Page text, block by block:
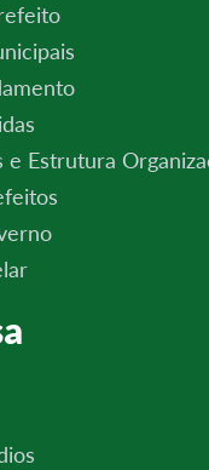
e Estrutura